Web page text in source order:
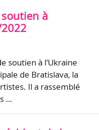
à
soutien à l’Ukraine
de Bratislava, la
Il a rassemblé
…